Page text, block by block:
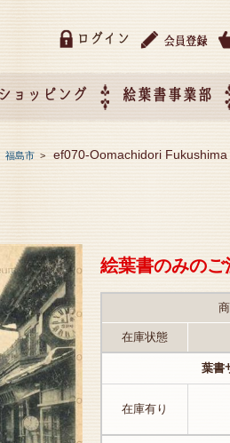
ログイン
ョッピング 絵葉書事業部
て
作）について
福島市 > ef070-Oomachidori Fukushima
絵葉書のみのご
在庫状態
葉書
在庫有り